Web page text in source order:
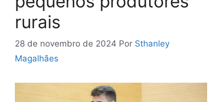
rurais
28 de novembro de 2024 Por Sthanley
Magalhães